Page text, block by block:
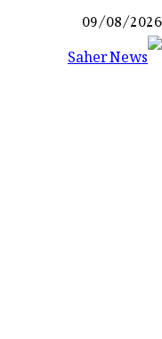
Skip
to
09/08/2026